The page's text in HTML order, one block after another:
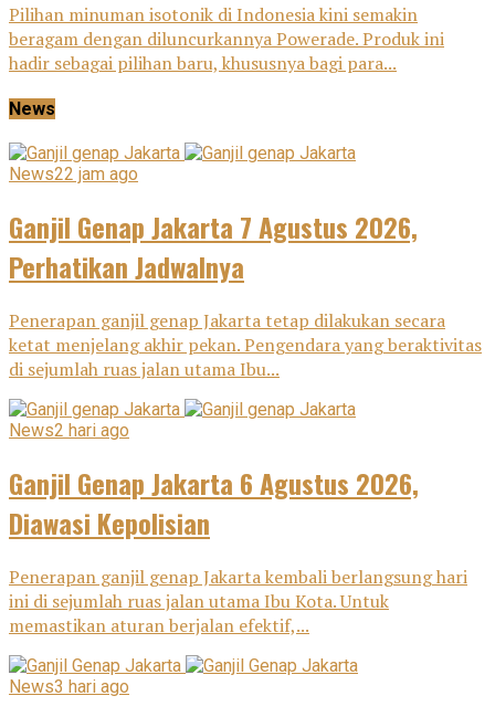
Pilihan minuman isotonik di Indonesia kini semakin
beragam dengan diluncurkannya Powerade. Produk ini
hadir sebagai pilihan baru, khususnya bagi para...
News
News22 jam ago
Ganjil Genap Jakarta 7 Agustus 2026,
Perhatikan Jadwalnya
Penerapan ganjil genap Jakarta tetap dilakukan secara
ketat menjelang akhir pekan. Pengendara yang beraktivitas
di sejumlah ruas jalan utama Ibu...
News2 hari ago
Ganjil Genap Jakarta 6 Agustus 2026,
Diawasi Kepolisian
Penerapan ganjil genap Jakarta kembali berlangsung hari
ini di sejumlah ruas jalan utama Ibu Kota. Untuk
memastikan aturan berjalan efektif,...
News3 hari ago